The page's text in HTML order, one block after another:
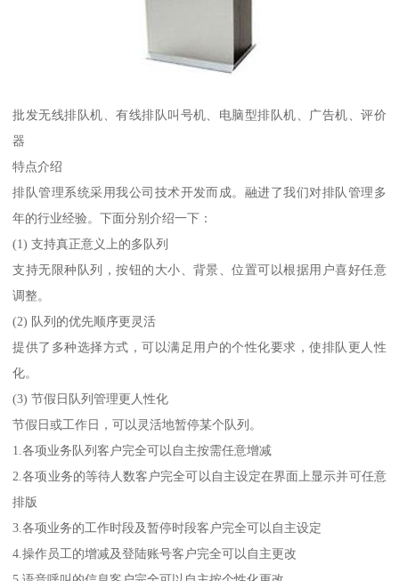
批发无线排队机、有线排队叫号机、电脑型排队机、广告机、评价
器
特点介绍
排队管理系统采用我公司技术开发而成。融进了我们对排队管理多
年的行业经验。下面分别介绍一下：
(1) 支持真正意义上的多队列
支持无限种队列，按钮的大小、背景、位置可以根据用户喜好任意
调整。
(2) 队列的优先顺序更灵活
提供了多种选择方式，可以满足用户的个性化要求，使排队更人性
化。
(3) 节假日队列管理更人性化
节假日或工作日，可以灵活地暂停某个队列。
1.各项业务队列客户完全可以自主按需任意增减
2.各项业务的等待人数客户完全可以自主设定在界面上显示并可任意
排版
3.各项业务的工作时段及暂停时段客户完全可以自主设定
4.操作员工的增减及登陆账号客户完全可以自主更改